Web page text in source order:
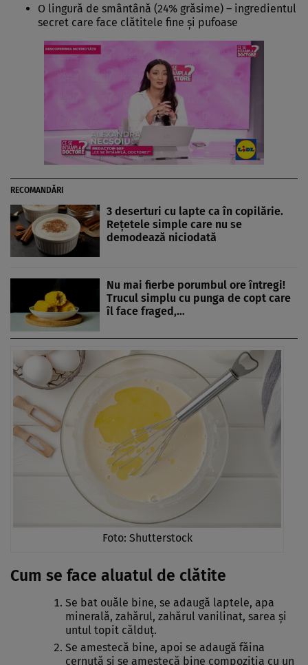
O lingură de smântână (24% grăsime) – ingredientul
secret care face clătitele fine şi pufoase
RECOMANDĂRI
3 deserturi cu lapte ca în copilărie.
Rețetele simple care nu se
demodează niciodată
Nu mai fierbe porumbul ore întregi!
Trucul simplu cu punga de copt care
îl face fraged,…
Foto: Shutterstock
Cum se face aluatul de clătite
Se bat ouăle bine, se adaugă laptele, apa
minerală, zahărul, zahărul vanilinat, sarea şi
untul topit călduţ.
Se amestecă bine, apoi se adaugă făina
cernută şi se amestecă bine compoziţia cu un